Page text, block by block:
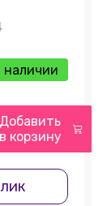
наличии
Добавить
в корзину